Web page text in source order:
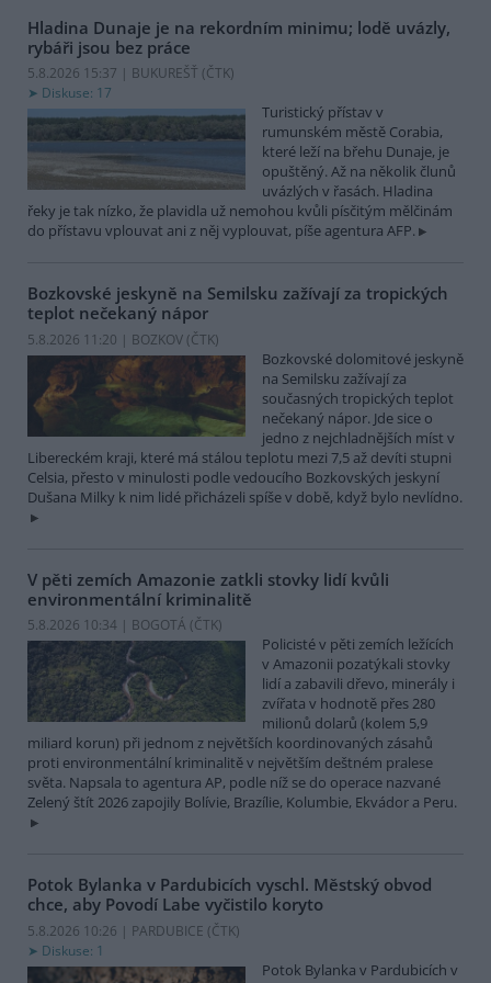
Hladina Dunaje je na rekordním minimu; lodě uvázly,
rybáři jsou bez práce
5.8.2026 15:37 | BUKUREŠŤ (ČTK)
Diskuse: 17
Turistický přístav v
rumunském městě Corabia,
které leží na břehu Dunaje, je
opuštěný. Až na několik člunů
uvázlých v řasách. Hladina
řeky je tak nízko, že plavidla už nemohou kvůli písčitým mělčinám
do přístavu vplouvat ani z něj vyplouvat, píše agentura AFP.
Bozkovské jeskyně na Semilsku zažívají za tropických
teplot nečekaný nápor
5.8.2026 11:20 | BOZKOV (ČTK)
Bozkovské dolomitové jeskyně
na Semilsku zažívají za
současných tropických teplot
nečekaný nápor. Jde sice o
jedno z nejchladnějších míst v
Libereckém kraji, které má stálou teplotu mezi 7,5 až devíti stupni
Celsia, přesto v minulosti podle vedoucího Bozkovských jeskyní
Dušana Milky k nim lidé přicházeli spíše v době, když bylo nevlídno.
V pěti zemích Amazonie zatkli stovky lidí kvůli
environmentální kriminalitě
5.8.2026 10:34 | BOGOTÁ (ČTK)
Policisté v pěti zemích ležících
v Amazonii pozatýkali stovky
lidí a zabavili dřevo, minerály i
zvířata v hodnotě přes 280
milionů dolarů (kolem 5,9
miliard korun) při jednom z největších koordinovaných zásahů
proti environmentální kriminalitě v největším deštném pralese
světa. Napsala to agentura AP, podle níž se do operace nazvané
Zelený štít 2026 zapojily Bolívie, Brazílie, Kolumbie, Ekvádor a Peru.
Potok Bylanka v Pardubicích vyschl. Městský obvod
chce, aby Povodí Labe vyčistilo koryto
5.8.2026 10:26 | PARDUBICE (ČTK)
Diskuse: 1
Potok Bylanka v Pardubicích v